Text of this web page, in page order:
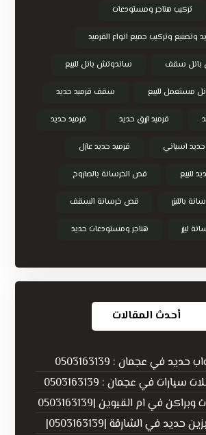
تركيب هناجر ومستودعات
وتصنيع وتركيب جميع انواع القرميد
بانل سقف ساندوتش بانل للبيع
مستعمل للبيع سقف قرميد حديد
قرميد ازرق حديد قرميد حديد
حديد اسباني قرميد حديد عازل
للبيع قص الخرسانة بالصاروخ
بالليزر قص خرسانة السقف
ليزر هناجر ومستودعات حديد
أحدث المقالات
حديد في عجمان : 0503163139
في عجمان : 0503163139
في ام القيوين |0503163139
حديد في الشارقة |0503163139|